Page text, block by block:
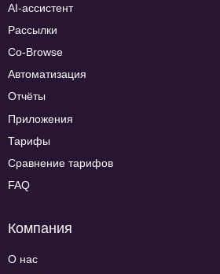
AI-ассистент
Рассылки
Co-Browse
Автоматизация
Отчёты
Приложения
Тарифы
Сравнение тарифов
FAQ
Компания
О нас